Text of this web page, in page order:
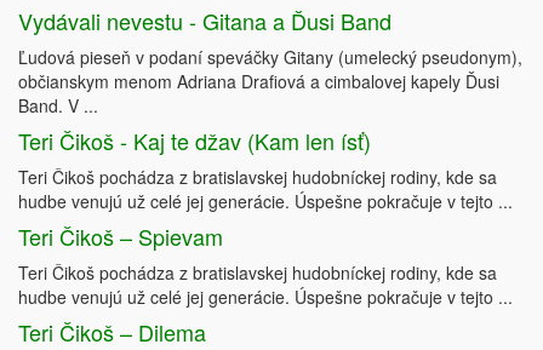
Vydávali nevestu - Gitana a Ďusi Band
Ľudová pieseň v podaní speváčky Gitany (umelecký pseudonym),
občianskym menom Adriana Drafiová a cimbalovej kapely Ďusi
Band. V ...
Teri Čikoš - Kaj te džav (Kam len ísť)
Teri Čikoš pochádza z bratislavskej hudobníckej rodiny, kde sa
hudbe venujú už celé jej generácie. Úspešne pokračuje v tejto ...
Teri Čikoš – Spievam
Teri Čikoš pochádza z bratislavskej hudobníckej rodiny, kde sa
hudbe venujú už celé jej generácie. Úspešne pokračuje v tejto ...
Teri Čikoš – Dilema